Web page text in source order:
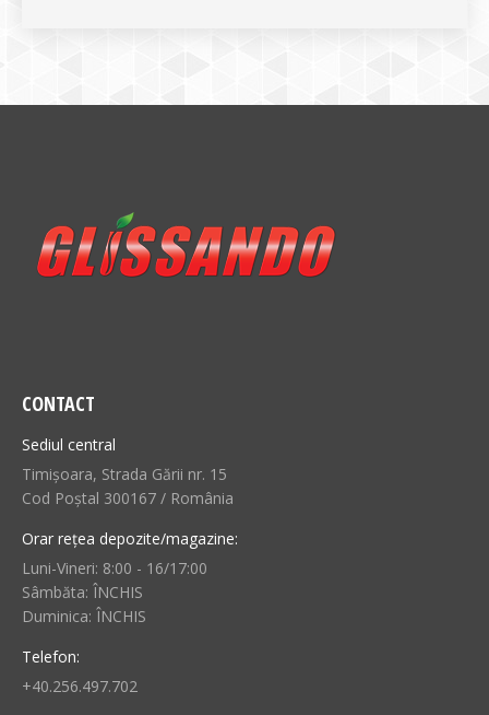
CONTACT
Sediul central
Timișoara, Strada Gării nr. 15
Cod Poștal 300167 / România
Orar rețea depozite/magazine:
Luni-Vineri: 8:00 - 16/17:00
Sâmbăta: ÎNCHIS
Duminica: ÎNCHIS
Telefon:
+40.256.497.702